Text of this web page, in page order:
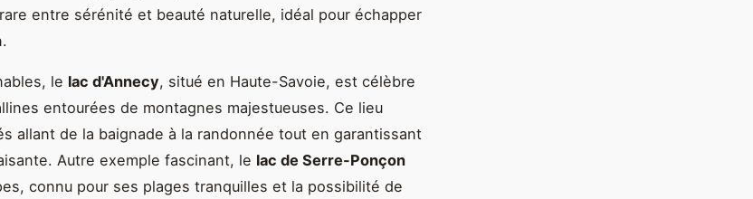
entre sérénité et beauté naturelle, idéal pour échapper
le lac d'Annecy, situé en Haute-Savoie, est célèbre
entourées de montagnes majestueuses. Ce lieu
allant de la baignade à la randonnée tout en garantissant
Autre exemple fascinant, le lac de Serre-Ponçon
connu pour ses plages tranquilles et la possibilité de